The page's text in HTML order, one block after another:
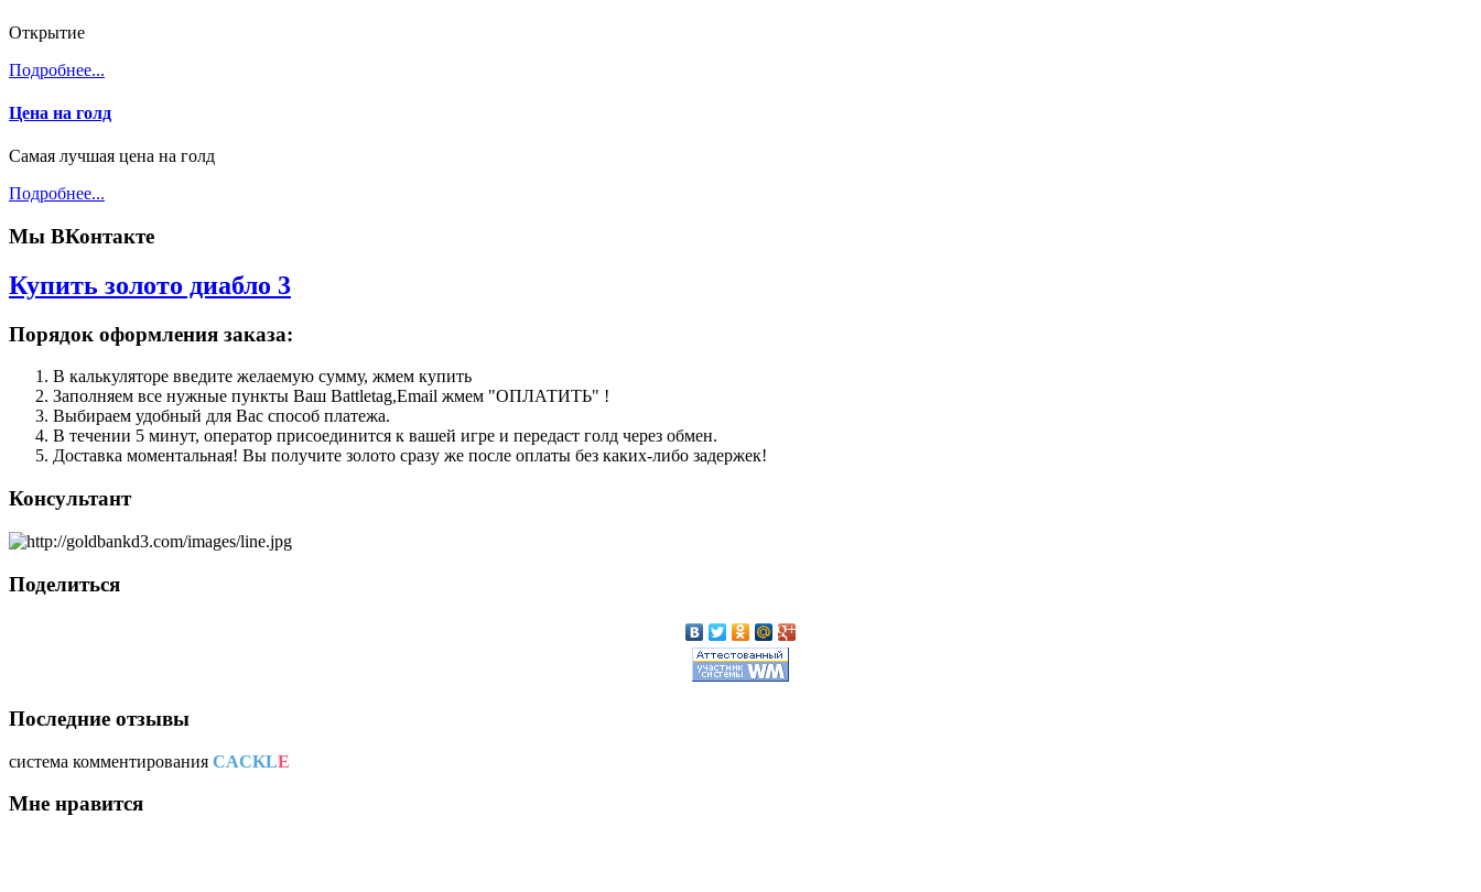
Открытие
Подробнее...
Цена на голд
Самая лучшая цена на голд
Подробнее...
Мы ВКонтакте
Купить золото диабло 3
Порядок оформления заказа:
В калькуляторе введите желаемую сумму, жмем купить
Заполняем все нужные пункты Ваш Battletag,Email жмем "ОПЛАТИТЬ" !
Выбираем удобный для Вас способ платежа.
В течении 5 минут, оператор присоединится к вашей игре и передаст голд через обмен.
Доставка моментальная! Вы получите золото сразу же после оплаты без каких-либо задержек!
Консультант
Поделиться
Последние отзывы
система комментирования CACKLE
Мне нравится